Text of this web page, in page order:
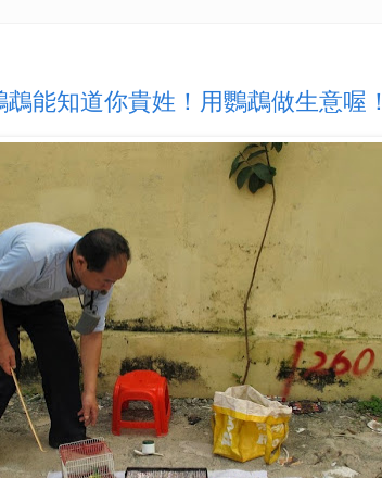
能知道你貴姓！用鸚鵡做生意喔！